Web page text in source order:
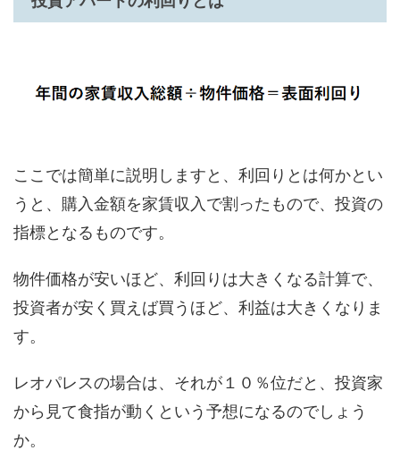
ここでは簡単に説明しますと、利回りとは何かとい
うと、購入金額を家賃収入で割ったもので、投資の
指標となるものです。
物件価格が安いほど、利回りは大きくなる計算で、
投資者が安く買えば買うほど、利益は大きくなりま
す。
レオパレスの場合は、それが１０％位だと、投資家
から見て食指が動くという予想になるのでしょう
か。